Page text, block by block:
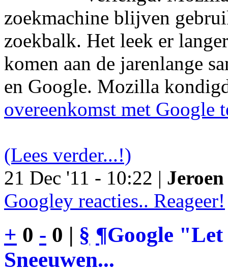
zoekmachine blijven
zoekbalk. Het leek er
komen aan de jarenlange
en Google. Mozilla
overeenkomst met Google
(Lees verder...!)
21 Dec '11 - 10:22 |
Googley reacties.. Reageer!
+ 0 - 0 | § ¶Google
Sneeuwen...